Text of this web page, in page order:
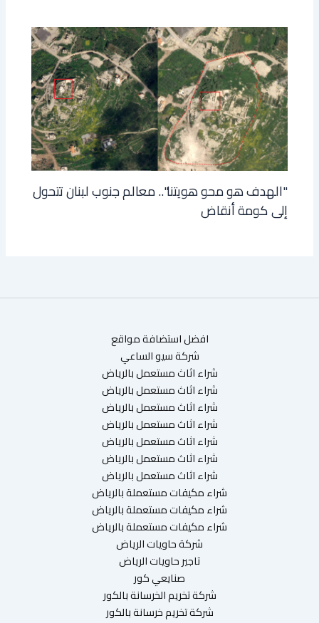
"الهدف هو محو هويتنا".. معالم جنوب لبنان تتحول
إلى كومة أنقاض
افضل استضافة مواقع
شركة سيو الساعي
شراء اثاث مستعمل بالرياض
شراء اثاث مستعمل بالرياض
شراء اثاث مستعمل بالرياض
شراء اثاث مستعمل بالرياض
شراء اثاث مستعمل بالرياض
شراء اثاث مستعمل بالرياض
شراء اثاث مستعمل بالرياض
شراء مكيفات مستعملة بالرياض
شراء مكيفات مستعملة بالرياض
شراء مكيفات مستعملة بالرياض
شركة حاويات الرياض
تاجير حاويات الرياض
صنايعي كور
شركة تخريم الخرسانة بالكور
شركة تخريم خرسانة بالكور